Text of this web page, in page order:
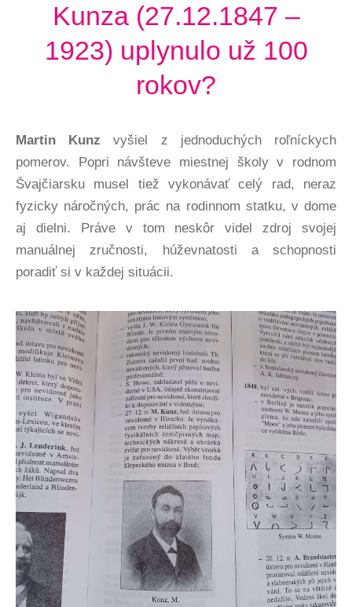
Kunza (27.12.1847 –
1923) uplynulo už 100
rokov?
Martin Kunz vyšiel z jednoduchých roľníckych
pomerov. Popri návšteve miestnej školy v rodnom
Švajčiarsku musel tiež vykonávať celý rad, neraz
fyzicky náročných, prác na rodinnom statku, v dome
aj dielni. Práve v tom neskôr videl zdroj svojej
manuálnej zručnosti, húževnatosti a schopnosti
poradiť si v každej situácii.